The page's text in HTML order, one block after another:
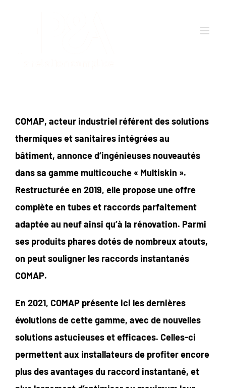
COMAP, acteur industriel référent des solutions
thermiques et sanitaires intégrées au
bâtiment, annonce d’ingénieuses nouveautés
dans sa gamme multicouche « Multiskin ».
Restructurée en 2019, elle propose une offre
complète en tubes et raccords parfaitement
adaptée au neuf ainsi qu’à la rénovation. Parmi
ses produits phares dotés de nombreux atouts,
on peut souligner les raccords instantanés
COMAP.
En 2021, COMAP présente ici les dernières
évolutions de cette gamme, avec de nouvelles
solutions astucieuses et efficaces. Celles-ci
permettent aux installateurs de profiter encore
plus des avantages du raccord instantané, et